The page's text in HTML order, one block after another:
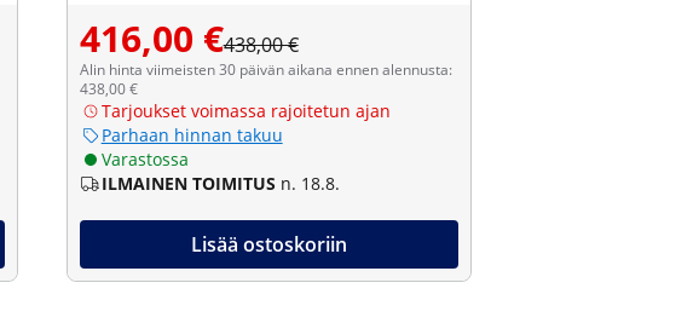
416,00 €438,00 €
Alin hinta viimeisten 30 päivän aikana ennen alennusta:
438,00 €
Tarjoukset voimassa rajoitetun ajan
Parhaan hinnan takuu
Varastossa
ILMAINEN TOIMITUS n. 18.8.
Lisää ostoskoriin